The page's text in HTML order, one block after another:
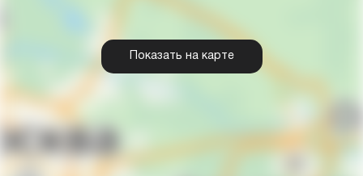
Показать на карте